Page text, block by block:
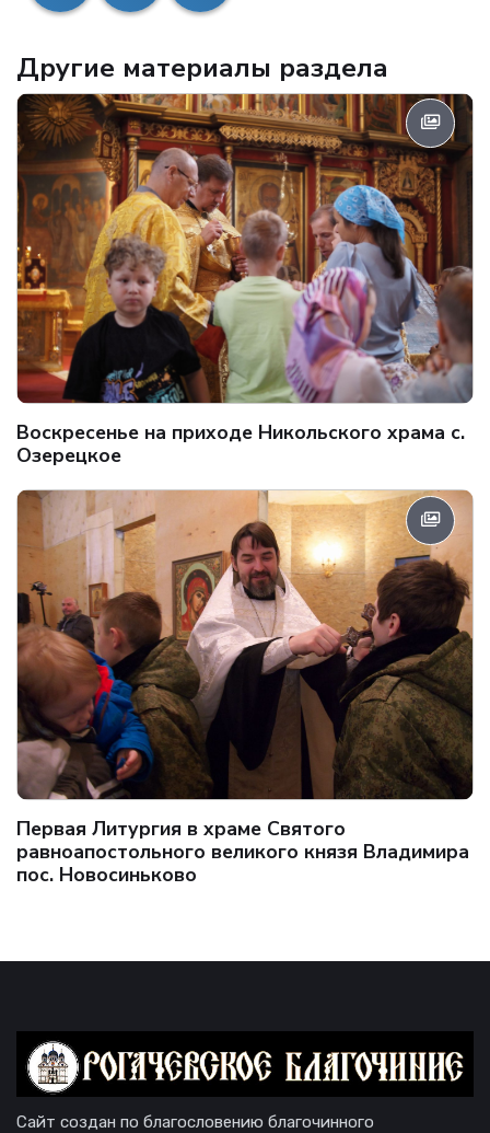
Другие материалы раздела
Воскресенье на приходе Никольского храма с.
Озерецкое
Первая Литургия в храме Святого
равноапостольного великого князя Владимира
пос. Новосиньково
Сайт создан по благословению благочинного